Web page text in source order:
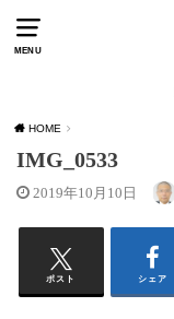
MENU
HOME
IMG_0533
2019年10月10日
ポスト シェア